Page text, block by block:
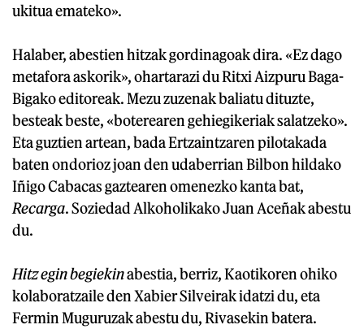
ukitua emateko».
Halaber, abestien hitzak gordinagoak dira. «Ez dago
metafora askorik», ohartarazi du Ritxi Aizpuru Baga-
Bigako editoreak. Mezu zuzenak baliatu dituzte,
besteak beste, «boterearen gehiegikeriak salatzeko».
Eta guztien artean, bada Ertzaintzaren pilotakada
baten ondorioz joan den udaberrian Bilbon hildako
Iñigo Cabacas gaztearen omenezko kanta bat,
Recarga. Soziedad Alkoholikako Juan Aceñak abestu
du.
Hitz egin begiekinabestia, berriz, Kaotikoren ohiko
kolaboratzaile den Xabier Silveirak idatzi du, eta
Fermin Muguruzak abestu du, Rivasekin batera.